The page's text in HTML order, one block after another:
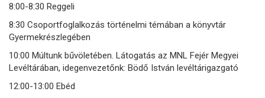
8:00-8:30 Reggeli
8:30 Csoportfoglalkozás történelmi témában a könyvtár
Gyermekrészlegében
10:00 Múltunk bűvöletében. Látogatás az MNL Fejér Megyei
Levéltárában, idegenvezetőnk: Bödő István levéltárigazgató
12:00-13:00 Ebéd